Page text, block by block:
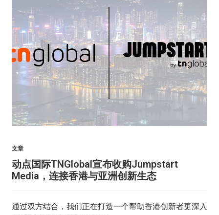
文章
动点国际TNGlobal宣布收购Jumpstart
Media，连接香港与亚洲创新生态
通过双方结合，我们正在打造一个帮助香港创新者更深入